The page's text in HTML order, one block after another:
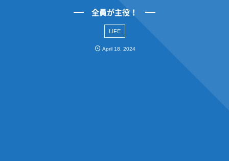
全員が主役！
LIFE
April 18 2024